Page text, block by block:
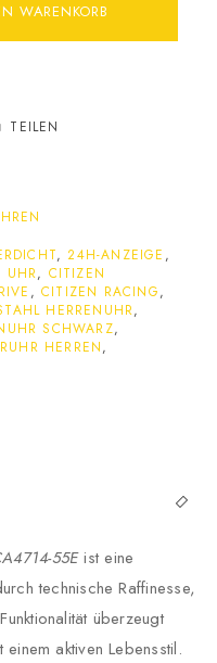
WARENKORB
TEILEN
,24H-ANZEIGE ,
UHR, CITIZEN
, CITIZEN RACING,
HERRENUHR,
SCHWARZ,
HERREN,
55Eist eine
technische Raffinesse,
überzeugt
aktiven Lebensstil.